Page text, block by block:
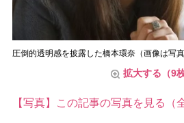
圧倒的透明感を披露した橋本環奈（画像は写
拡大する（9枚
【写真】この記事の写真を見る（